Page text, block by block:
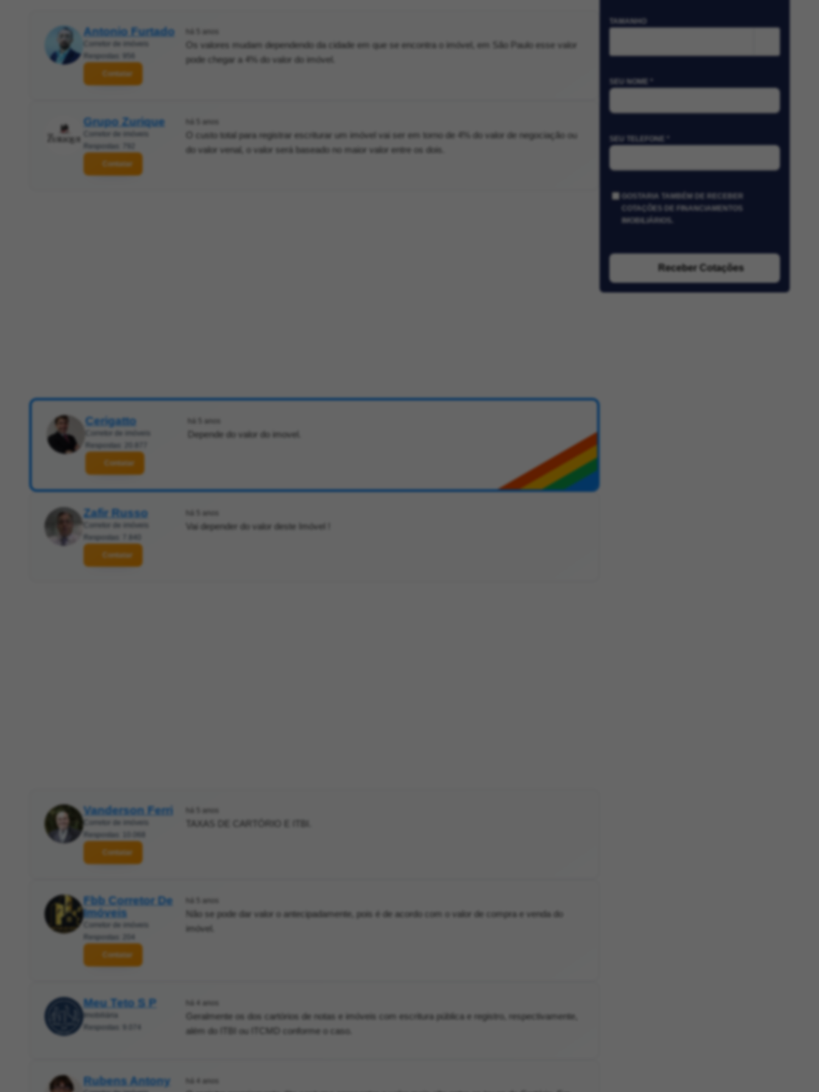
Antonio Furtado
Corretor de imóveis
Respostas: 956
Contatar
há 5 anos
Os valores mudam dependendo da cidade em que se encontra o imóvel, em São Paulo esse valor
pode chegar a 4% do valor do imóvel.
Grupo Zurique
Corretor de imóveis
Respostas: 792
Contatar
há 5 anos
O custo total para registrar escriturar um imóvel vai ser em torno de 4% do valor de negociação ou
do valor venal, o valor será baseado no maior valor entre os dois.
Cerigatto
Corretor de imóveis
Respostas: 20.877
Contatar
há 5 anos
Depende do valor do imovel.
Zafir Russo
Corretor de imóveis
Respostas: 7.840
Contatar
há 5 anos
Vai depender do valor deste Imóvel !
Vanderson Ferri
Corretor de imóveis
Respostas: 10.068
Contatar
há 5 anos
Fbb Corretor De
Imóveis
Corretor de imóveis
Respostas: 204
Contatar
há 5 anos
Não se pode dar valor o antecipadamente, pois é de acordo com o valor de compra e venda do
imóvel.
Meu Teto S P
Imobiliária
Respostas: 9.074
há 4 anos
Geralmente os dos cartórios de notas e imóveis com escritura pública e registro, respectivamente,
além do ITBI ou ITCMD conforme o caso.
Rubens Antony há 4 anos
TAMANHO
SEU NOME *
SEU TELEFONE *
GOSTARIA TAMBÉM DE RECEBER
COTAÇÕES DE FINANCIAMENTOS
IMOBILIÁRIOS.
Receber Cotações